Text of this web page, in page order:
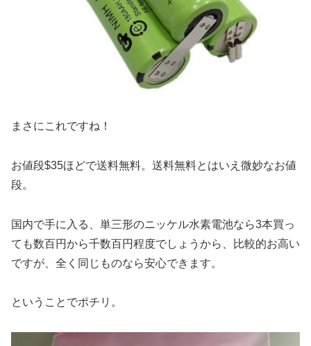
まさにこれですね！
お値段$35ほどで送料無料。送料無料とはいえ微妙なお値
段。
国内で手に入る、単三形のニッケル水素電池なら3本買っ
ても数百円から千数百円程度でしょうから、比較的お高い
ですが、全く同じものなら安心できます。
ということでポチリ。